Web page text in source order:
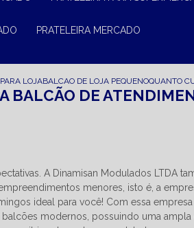
PRATELEIRA MERCADO
LOJABALCAO DE LOJA PEQUENOQUANTO
BALCÃO DE
A Dinamisan Modulados LTDA
menores, isto é, a
ideal para você! Com essa
modernos, possuindo uma